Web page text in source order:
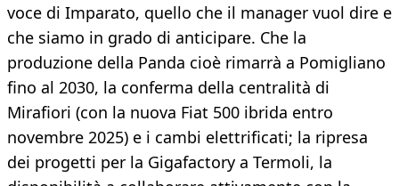
voce di Imparato, quello che il manager vuol dire e
che siamo in grado di anticipare. Che la
produzione della Panda cioè rimarrà a Pomigliano
fino al 2030, la conferma della centralità di
Mirafiori (con la nuova Fiat 500 ibrida entro
novembre 2025) e i cambi elettrificati; la ripresa
dei progetti per la Gigafactory a Termoli, la